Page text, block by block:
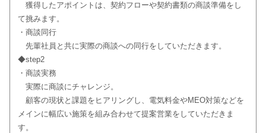
獲得したアポイントは、契約フローや契約書類の商談準備をし
て挑みます。
・商談同行
先輩社員と共に実際の商談への同行をしていただきます。
◆step2
・商談実務
実際に商談にチャレンジ。
顧客の現状と課題をヒアリングし、電気料金やMEO対策などを
メインに幅広い施策を組み合わせて提案営業をしていただきま
す。